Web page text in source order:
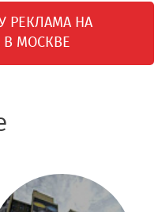
РЕКЛАМА НА
В МОСКВЕ